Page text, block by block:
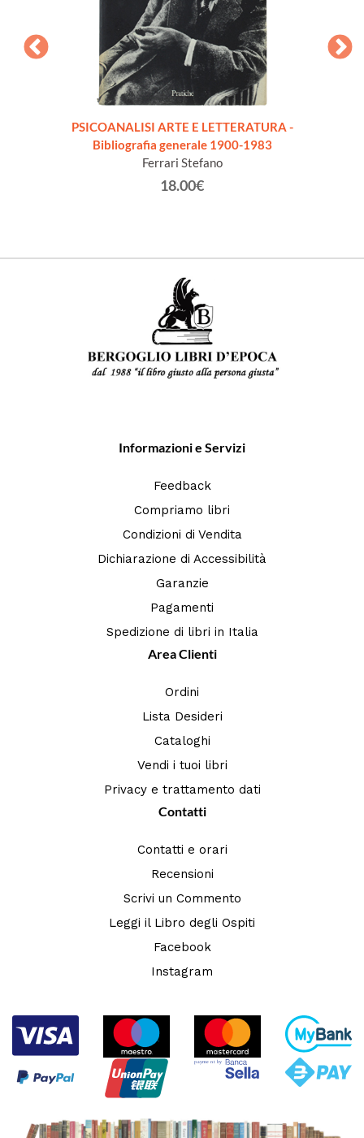
PSICOANALISI ARTE E LETTERATURA -
Bibliografia generale 1900-1983
Ferrari Stefano
18.00€
Informazioni e Servizi
Feedback
Compriamo libri
Condizioni di Vendita
Dichiarazione di Accessibilità
Garanzie
Pagamenti
Spedizione di libri in Italia
Area Clienti
Ordini
Lista Desideri
Cataloghi
Vendi i tuoi libri
Privacy e trattamento dati
Contatti
Contatti e orari
Recensioni
Scrivi un Commento
Leggi il Libro degli Ospiti
Facebook
Instagram